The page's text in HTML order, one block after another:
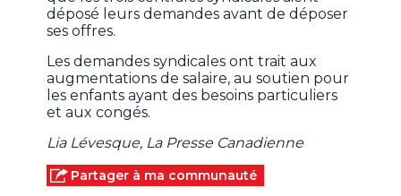
déposé leurs demandes avant de déposer
ses offres.
Les demandes syndicales ont trait aux
augmentations de salaire, au soutien pour
les enfants ayant des besoins particuliers
et aux congés.
Lia Lévesque, La Presse Canadienne
Partager à ma communauté